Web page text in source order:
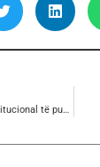
Takimi i grupit ndërinstitucional të punës për hartimin e dokumentit politik për sigurinë dhe shëndetin